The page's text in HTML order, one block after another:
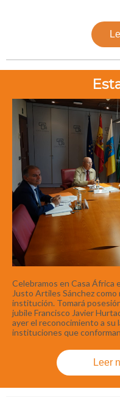
Celebramos en Casa África
Justo Artiles Sánchez
institución. Tomará
jubile Francisco Javier
ayer el reconocimiento a su
instituciones que
Leer